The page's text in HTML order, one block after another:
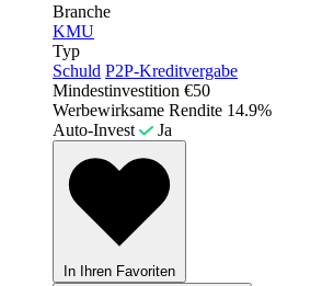
Branche
KMU
Typ
Schuld P2P-Kreditvergabe
Mindestinvestition €50
Werbewirksame Rendite 14.9%
Auto-Invest
Ja
In Ihren Favoriten